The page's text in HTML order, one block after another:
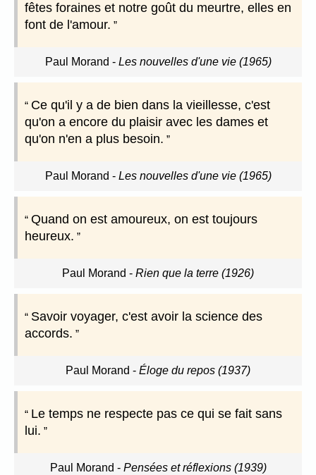
fêtes foraines et notre goût du meurtre, elles en
font de l'amour.
Paul Morand - Les nouvelles d'une vie (1965)
Ce qu'il y a de bien dans la vieillesse, c'est
qu'on a encore du plaisir avec les dames et
qu'on n'en a plus besoin.
Paul Morand - Les nouvelles d'une vie (1965)
Quand on est amoureux, on est toujours
heureux.
Paul Morand - Rien que la terre (1926)
Savoir voyager, c'est avoir la science des
accords.
Paul Morand - Éloge du repos (1937)
Le temps ne respecte pas ce qui se fait sans
lui.
Paul Morand - Pensées et réflexions (1939)